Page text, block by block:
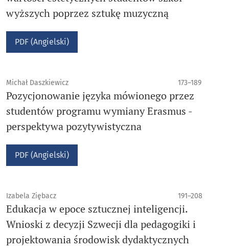
wyższych poprzez sztukę muzyczną
PDF (Angielski)
Michał Daszkiewicz 173–189
Pozycjonowanie języka mówionego przez
studentów programu wymiany Erasmus -
perspektywa pozytywistyczna
PDF (Angielski)
Izabela Ziębacz 191–208
Edukacja w epoce sztucznej inteligencji.
Wnioski z decyzji Szwecji dla pedagogiki i
projektowania środowisk dydaktycznych